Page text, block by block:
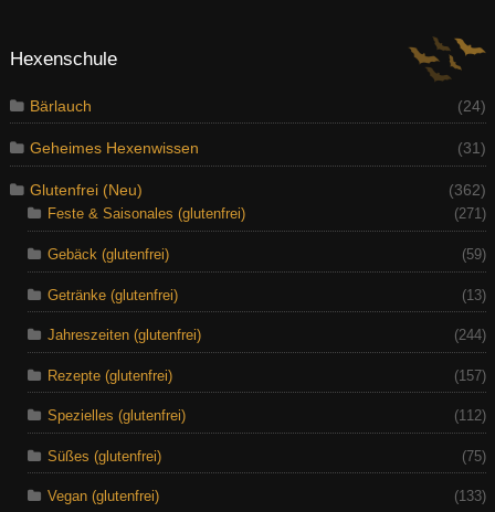
Hexenschule
Bärlauch (24)
Geheimes Hexenwissen (31)
Glutenfrei (Neu)
(362)
Feste & Saisonales (glutenfrei)
(271)
Gebäck (glutenfrei) (59)
Getränke (glutenfrei) (13)
Jahreszeiten (glutenfrei) (244)
Rezepte (glutenfrei) (157)
Spezielles (glutenfrei) (112)
Süßes (glutenfrei) (75)
Vegan (glutenfrei) (133)